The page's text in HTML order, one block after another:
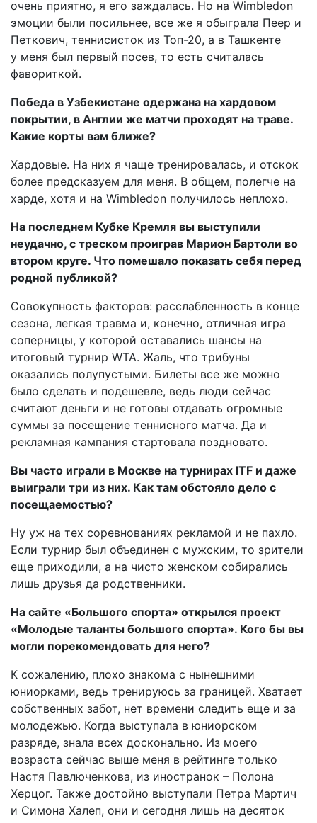
очень приятно, я его заждалась. Но на Wimbledon
эмоции были посильнее, все же я обыграла Пеер и
Петкович, теннисисток из Топ-20, а в Ташкенте
у меня был первый посев, то есть считалась
фавориткой.
Победа в Узбекистане одержана на хардовом
покрытии, в Англии же матчи проходят на траве.
Какие корты вам ближе?
Хардовые. На них я чаще тренировалась, и отскок
более предсказуем для меня. В общем, полегче на
харде, хотя и на Wimbledon получилось неплохо.
На последнем Кубке Кремля вы выступили
неудачно, с треском проиграв Марион Бартоли во
втором круге. Что помешало показать себя перед
родной публикой?
Совокупность факторов: расслабленность в конце
сезона, легкая травма и, конечно, отличная игра
соперницы, у которой оставались шансы на
итоговый турнир WTA. Жаль, что трибуны
оказались полупустыми. Билеты все же можно
было сделать и подешевле, ведь люди сейчас
считают деньги и не готовы отдавать огромные
суммы за посещение теннисного матча. Да и
рекламная кампания стартовала поздновато.
Вы часто играли в Москве на турнирах ITF и даже
выиграли три из них. Как там обстояло дело с
посещаемостью?
Ну уж на тех соревнованиях рекламой и не пахло.
Если турнир был объединен с мужским, то зрители
еще приходили, а на чисто женском собирались
лишь друзья да родственники.
На сайте «Большого спорта» открылся проект
«Молодые таланты большого спорта». Кого бы вы
могли порекомендовать для него?
К сожалению, плохо знакома с нынешними
юниорками, ведь тренируюсь за границей. Хватает
собственных забот, нет времени следить еще и за
молодежью. Когда выступала в юниорском
разряде, знала всех досконально. Из моего
возраста сейчас выше меня в рейтинге только
Настя Павлюченкова, из иностранок – Полона
Херцог. Также достойно выступали Петра Мартич
и Симона Халеп, они и сегодня лишь на десяток